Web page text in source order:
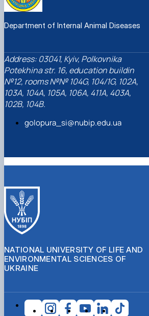
Department of Internal Animal Diseases
Address: 03041, Kyiv, Polkovnika
Potekhina str. 16, education buildin
№12, rooms №№ 104G, 104/1G, 102A,
103A, 104A, 105A, 106A, 411A, 403A,
102B, 104B.
golopura_si@nubip.edu.ua
NATIONAL UNIVERSITY OF LIFE AND
ENVIRONMENTAL SCIENCES OF
UKRAINE